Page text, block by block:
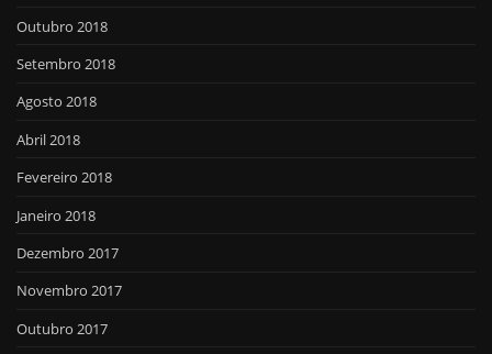
Outubro 2018
Setembro 2018
Agosto 2018
Abril 2018
Fevereiro 2018
Janeiro 2018
Dezembro 2017
Novembro 2017
Outubro 2017